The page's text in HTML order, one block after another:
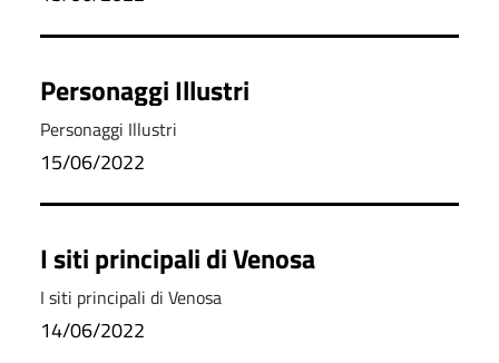
Personaggi Illustri
Personaggi Illustri
15/06/2022
I siti principali di Venosa
I siti principali di Venosa
14/06/2022